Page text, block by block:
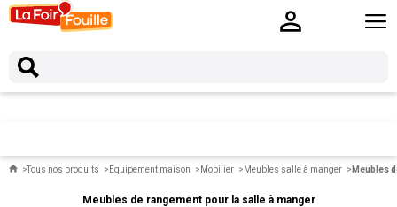
Tous nos produits Equipement maison Mobilier Meubles salle à manger Meubles
Meubles de rangement pour la salle à manger